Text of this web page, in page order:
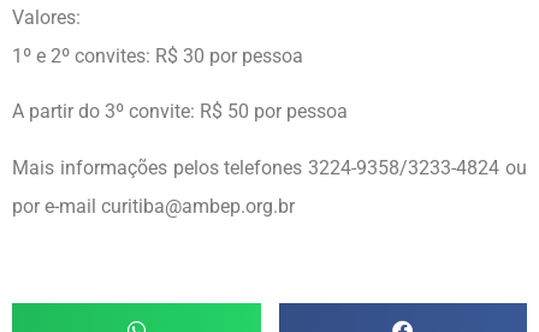
Valores:
1º e 2º convites: R$ 30 por pessoa
A partir do 3º convite: R$ 50 por pessoa
Mais informações pelos telefones 3224-9358/3233-4824 ou
por e-mail curitiba@ambep.org.br